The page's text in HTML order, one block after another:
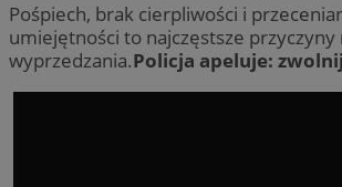
Pośpiech, brak cierpliwości i
umiejętności to najczęstsze przyczyny
wyprzedzania.Policja apeluje: